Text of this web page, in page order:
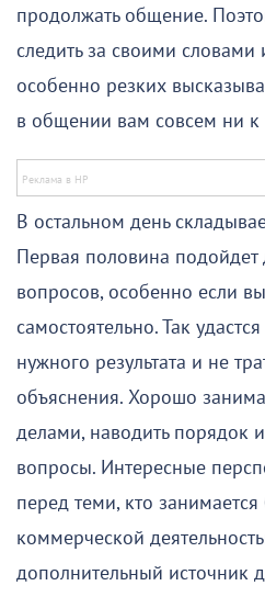
продолжать общение.
следить за своими словами
особенно резких
в общении вам совсем ни к
В остальном день
Первая половина
вопросов, особенно если
самостоятельно. Так
нужного результата и не
объяснения. Хорошо
делами, наводить порядок
вопросы. Интересные
перед теми, кто
коммерческой
дополнительный источник